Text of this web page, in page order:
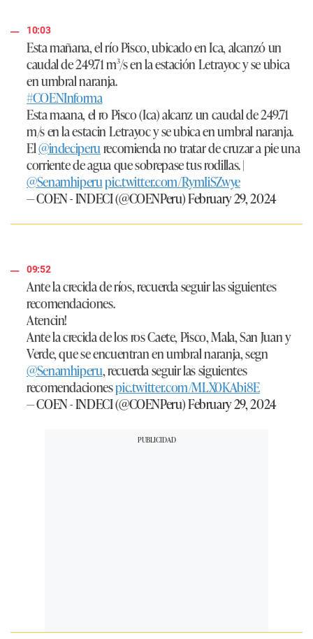
10:03
Esta mañana, el río Pisco, ubicado en Ica, alcanzó un
caudal de 249.71 m³/s en la estación Letrayoc y se ubica
en umbral naranja.
#COENInforma
Esta maana, el ro Pisco (Ica) alcanz un caudal de 249.71
m/s en la estacin Letrayoc y se ubica en umbral naranja.
El@indeciperurecomienda no tratar de cruzar a pie una
corriente de agua que sobrepase tus rodillas. |
@Senamhiperupic.twitter.com/RymIiSZwye
— COEN - INDECI (@COENPeru)February 29, 2024
09:52
Ante la crecida de ríos, recuerda seguir las siguientes
recomendaciones.
Atencin!
Ante la crecida de los ros Caete, Pisco, Mala, San Juan y
Verde, que se encuentran en umbral naranja, segn
@Senamhiperu, recuerda seguir las siguientes
recomendacionespic.twitter.com/MLX0KAbi8E
— COEN - INDECI (@COENPeru)February 29, 2024